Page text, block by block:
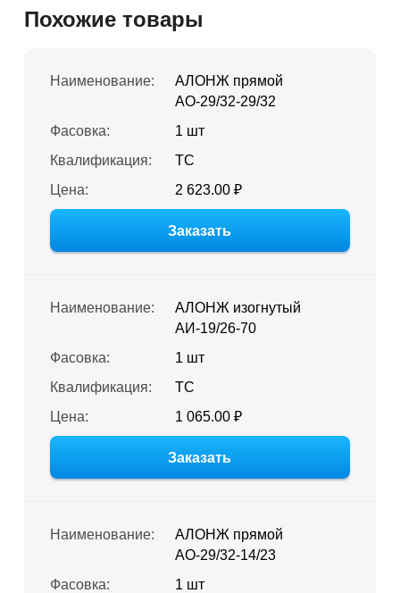
Похожие товары
Наименование:
АЛОНЖ прямой
АО-29/32-29/32
Фасовка:
1 шт
Квалификация:
ТС
Цена:
2 623.00 ₽
Заказать
Наименование:
АЛОНЖ изогнутый
АИ-19/26-70
Фасовка:
1 шт
Квалификация:
ТС
Цена:
1 065.00 ₽
Заказать
Наименование:
АЛОНЖ прямой
АО-29/32-14/23
Фасовка:
1 шт